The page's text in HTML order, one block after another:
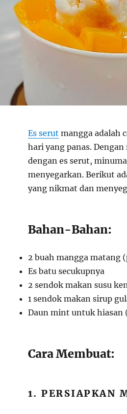
Es serut mangga adalah
hari yang panas.
dengan es serut,
menyegarkan. Berikut
yang nikmat dan
Bahan-Bahan:
2 buah mangga matang
Es batu secukupnya
2 sendok makan susu
1 sendok makan sirup
Daun mint untuk hiasan
Cara Membuat:
1. PERSIAPKAN